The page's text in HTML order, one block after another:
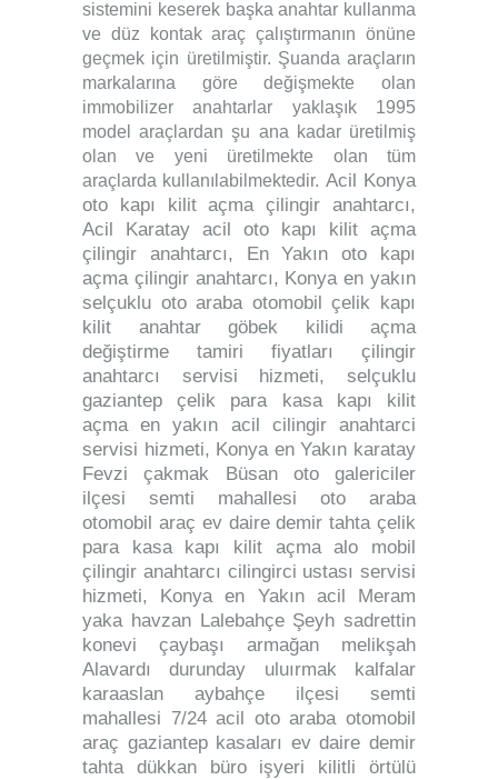
sistemini keserek başka anahtar kullanma
ve düz kontak araç çalıştırmanın önüne
geçmek için üretilmiştir. Şuanda araçların
markalarına göre değişmekte olan
immobilizer anahtarlar yaklaşık 1995
model araçlardan şu ana kadar üretilmiş
olan ve yeni üretilmekte olan tüm
araçlarda kullanılabilmektedir. Acil Konya
oto kapı kilit açma çilingir anahtarcı,
Acil Karatay acil oto kapı kilit açma
çilingir anahtarcı, En Yakın oto kapı
açma çilingir anahtarcı, Konya en yakın
selçuklu oto araba otomobil çelik kapı
kilit anahtar göbek kilidi açma
değiştirme tamiri fiyatları çilingir
anahtarcı servisi hizmeti, selçuklu
gaziantep çelik para kasa kapı kilit
açma en yakın acil cilingir anahtarci
servisi hizmeti, Konya en Yakın karatay
Fevzi çakmak Büsan oto galericiler
ilçesi semti mahallesi oto araba
otomobil araç ev daire demir tahta çelik
para kasa kapı kilit açma alo mobil
çilingir anahtarcı cilingirci ustası servisi
hizmeti, Konya en Yakın acil Meram
yaka havzan Lalebahçe Şeyh sadrettin
konevi çaybaşı armağan melikşah
Alavardı durunday uluırmak kalfalar
karaaslan aybahçe ilçesi semti
mahallesi 7/24 acil oto araba otomobil
araç gaziantep kasaları ev daire demir
tahta dükkan büro işyeri kilitli örtülü